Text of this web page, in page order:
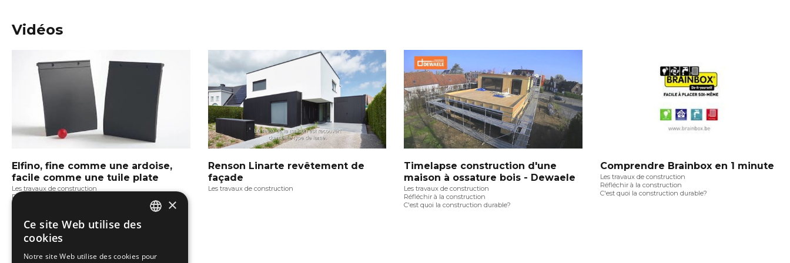
Vidéos
Elfino, fine comme une ardoise,
facile comme une tuile plate
Les travaux de construction
Rénover
Renson Linarte revêtement de
façade
Les travaux de construction
Timelapse construction d'une
maison à ossature bois - Dewaele
Les travaux de construction
Réfléchir à la construction
C'est quoi la construction durable?
Comprendre Brainbox en 1 minute
Les travaux de construction
Réfléchir à la construction
C'est quoi la construction durable?
×
Ce site Web utilise des
cookies
Notre site Web utilise des cookies pour